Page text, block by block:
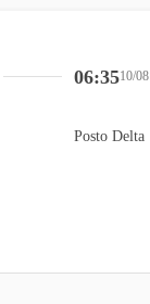
06:3510/08
Posto Delta